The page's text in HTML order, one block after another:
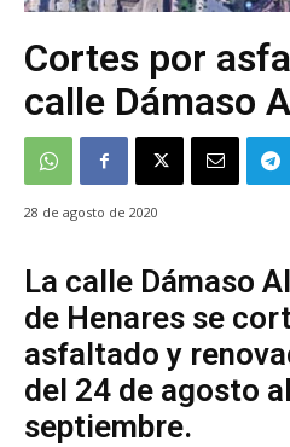
Cortes por
calle Dámaso
28 de agosto de 2020
La calle Dámaso
de Henares se
asfaltado y
del 24 de agosto
septiembre.